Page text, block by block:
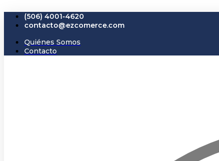
contenido
(506) 4001-4620
contacto@ezcomerce.com
Quiénes Somos
Contacto